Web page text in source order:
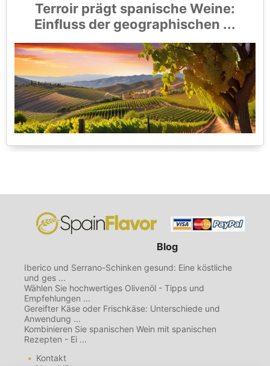
Terroir prägt spanische Weine:
Einfluss der geographischen ...
Blog
Iberico und Serrano-Schinken gesund: Eine köstliche
und ges ...
Wählen Sie hochwertiges Olivenöl - Tipps und
Empfehlungen ...
Gereifter Käse oder Frischkäse: Unterschiede und
Anwendung ...
Kombinieren Sie spanischen Wein mit spanischen
Rezepten - Ei ...
Kontakt